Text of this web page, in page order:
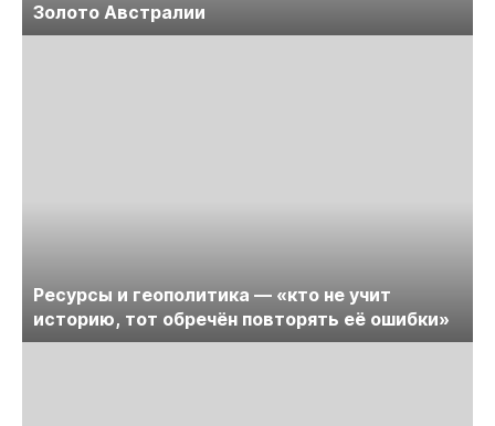
Золото Австралии
Ресурсы и геополитика — «кто не учит
историю, тот обречён повторять её ошибки»